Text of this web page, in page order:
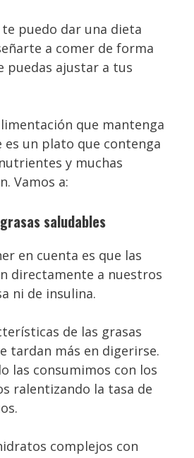
puedo dar una dieta
a comer de forma
puedas ajustar a tus
que mantenga
es un plato que contenga
y muchas
Vamos a:
saludables
en cuenta es que las
directamente a nuestros
ni de insulina.
de las grasas
tardan más en digerirse.
las consumimos con los
ralentizando la tasa de
complejos con